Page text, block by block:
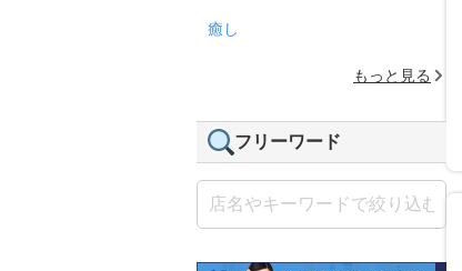
癒し
もっと見る
フリーワード